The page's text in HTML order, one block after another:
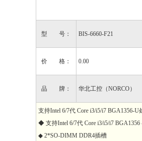
型 号： BIS-6660-F21
价 格： 0.00
品 牌： 华北工控（NORCO）
支持Intel 6/7代 Core i3/i5/i7 BGA1356-
◆ 支持Intel 6/7代 Core i3/i5/i7
◆ 2*SO-DIMM DDR4插槽